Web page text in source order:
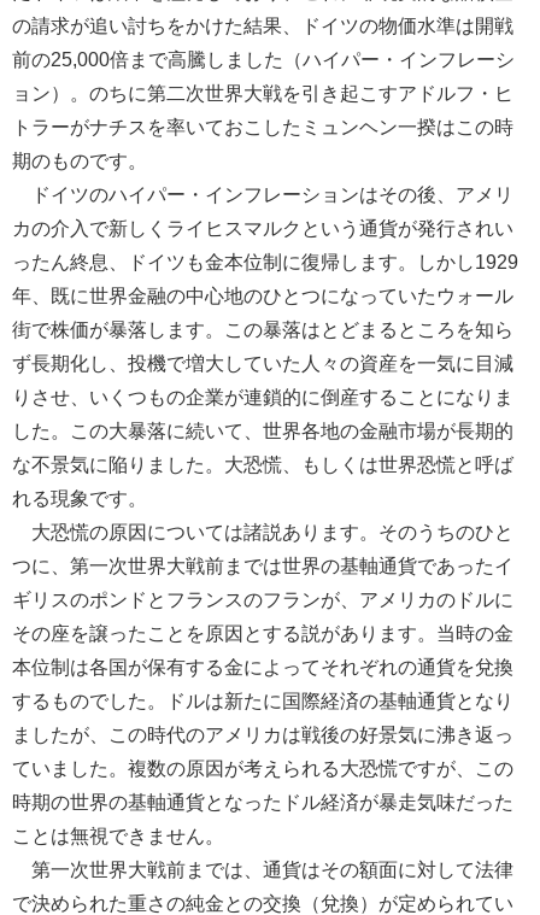
の請求が追い討ちをかけた結果、ドイツの物価水準は開戦
前の25,000倍まで高騰しました（ハイパー・インフレーシ
ョン）。のちに第二次世界大戦を引き起こすアドルフ・ヒ
トラーがナチスを率いておこしたミュンヘン一揆はこの時
期のものです。
ドイツのハイパー・インフレーションはその後、アメリ
カの介入で新しくライヒスマルクという通貨が発行されい
ったん終息、ドイツも金本位制に復帰します。しかし1929
年、既に世界金融の中心地のひとつになっていたウォール
街で株価が暴落します。この暴落はとどまるところを知ら
ず長期化し、投機で増大していた人々の資産を一気に目減
りさせ、いくつもの企業が連鎖的に倒産することになりま
した。この大暴落に続いて、世界各地の金融市場が長期的
な不景気に陥りました。大恐慌、もしくは世界恐慌と呼ば
れる現象です。
大恐慌の原因については諸説あります。そのうちのひと
つに、第一次世界大戦前までは世界の基軸通貨であったイ
ギリスのポンドとフランスのフランが、アメリカのドルに
その座を譲ったことを原因とする説があります。当時の金
本位制は各国が保有する金によってそれぞれの通貨を兌換
するものでした。ドルは新たに国際経済の基軸通貨となり
ましたが、この時代のアメリカは戦後の好景気に沸き返っ
ていました。複数の原因が考えられる大恐慌ですが、この
時期の世界の基軸通貨となったドル経済が暴走気味だった
ことは無視できません。
第一次世界大戦前までは、通貨はその額面に対して法律
で決められた重さの純金との交換（兌換）が定められてい